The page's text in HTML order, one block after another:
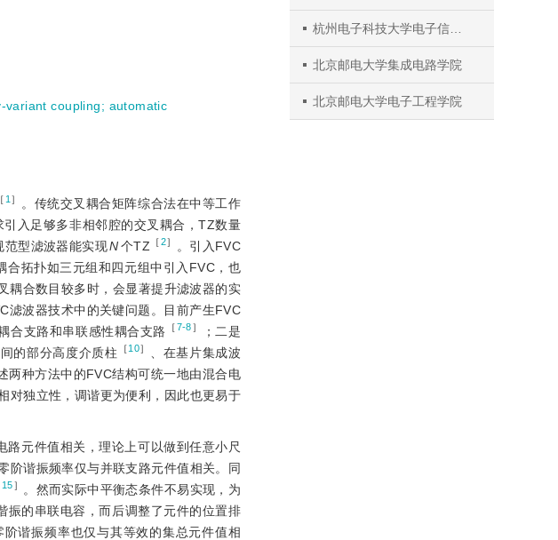
variant coupling; automatic
［ 1 ］
。传统交叉耦合矩阵综合法在中等工作
入足够多非相邻腔的交叉耦合，TZ数量
范型滤波器能实现N个TZ ［2］
。引入FVC
合拓扑如三元组和四元组中引入FVC，也
耦合数目较多时，会显著提升滤波器的实
滤波器技术中的关键问题。目前产生FVC
合支路和串联感性耦合支路
［7-8］
；二是
间的部分高度介质柱 ［10］
、在基片集成波
两种方法中的FVC结构可统一地由混合电
对独立性，调谐更为便利，因此也更易于
元件值相关，理论上可以做到任意小尺
阶谐振频率仅与并联支路元件值相关。同
15］
。然而实际中平衡态条件不易实现，为
振的串联电容，而后调整了元件的位置排
谐振频率也仅与其等效的集总元件值相
杭州电子科技大学电子信息学院
北京邮电大学集成电路学院
北京邮电大学电子工程学院